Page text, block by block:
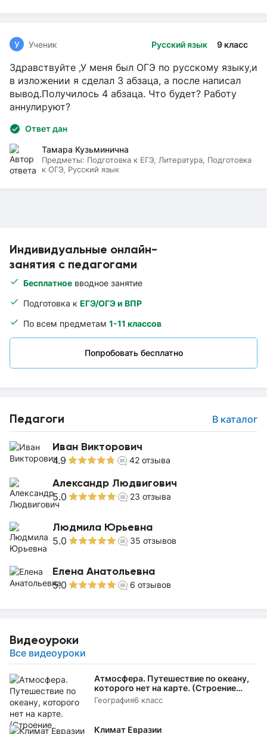
Индивидуальные онлайн-
занятия с педагогами
Бесплатное вводное занятие
Подготовка к ЕГЭ/ОГЭ и ВПР
По всем предметам 1-11 классов
Попробовать бесплатно
Педагоги В каталог
Иван Викторович
4.9 42 отзыва
Александр Людвигович
5.0 23 отзыва
Людмила Юрьевна
5.0 35 отзывов
Елена Анатольевна
5.0 6 отзывов
Видеоуроки
Все видеоуроки
Атмосфера. Путешествие по океану,
которого нет на карте. (Строение
атмосферы)
География6 класс
Климат Евразии
Русский язык 9 класс
У Ученик
Здравствуйте ,У меня был ОГЭ по русскому языку,и
в изложении я сделал 3 абзаца, а после написал
вывод.Получилось 4 абзаца. Что будет? Работу
аннулируют?
Ответ дан
Тамара Кузьминична
Предметы: Подготовка к ЕГЭ, Литература, Подготовка
к ОГЭ, Русский язык